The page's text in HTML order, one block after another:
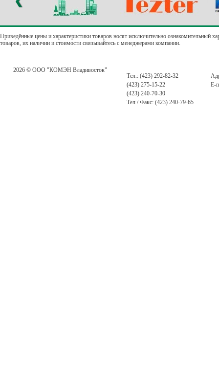
Приведённые цены и характеристики товаров носят исключительно ознакомительный
товаров, их наличии и стоимости связывайтесь с менеджерами компании.
2026 © ООО "КОМЭН Владивосток"
Тел.: (423) 292-82-32
(423) 275-15-22
(423) 240-70-30
Тел / Факс: (423) 240-79-65
E-